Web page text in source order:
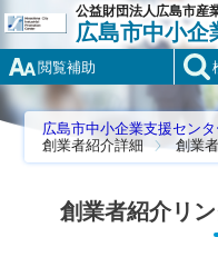
公益財団法人広島市産
広島市中小企
閲覧補助
広島市中小企業支援センタ
創業者紹介詳細
創業
創業者紹介リ